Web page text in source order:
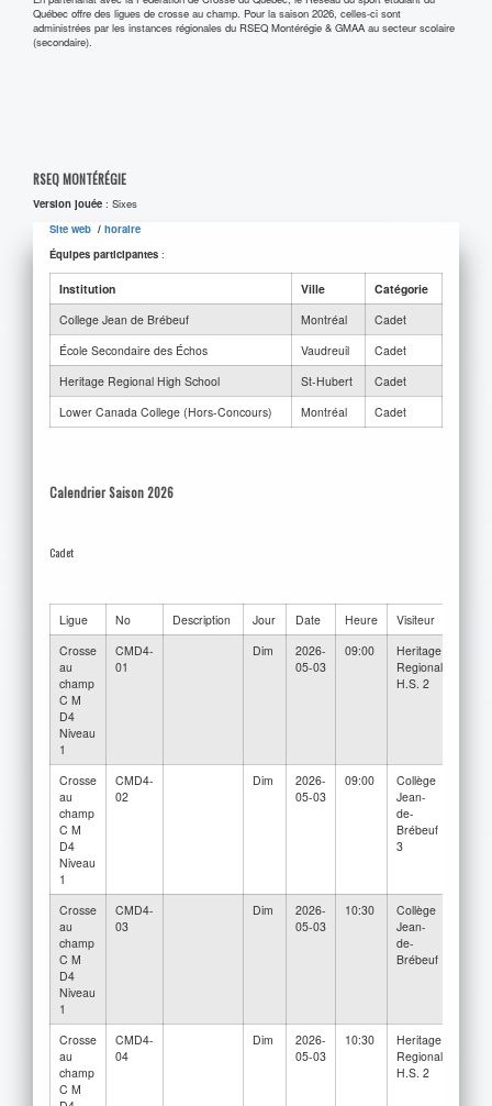
Québec offre des ligues de crosse au champ. Pour la saison 2026, celles-ci sont
administrées par les instances régionales du RSEQ Montérégie & GMAA au secteur scolaire
(secondaire).
RSEQ MONTÉRÉGIE
Version jouée : Sixes
Site web / horaire
Équipes participantes :
Institution Ville
Catégorie
College Jean de Brébeuf
Montréal
Cadet
École Secondaire des Échos
Vaudreuil
Cadet
Heritage Regional High School
St-Hubert
Cadet
Lower Canada College (Hors-Concours)
Montréal Cadet
Calendrier Saison 2026
Cadet
Ligue No Description Jour Date Heure Visiteur
Crosse
au
champ
C M
D4
Niveau
1
CMD4-
01
Dim
2026-
05-03
09:00
Heritage
Regional
H.S. 2
Crosse
au
champ
C M
D4
Niveau
1
CMD4-
02
Dim
2026-
05-03
09:00
Collège
Jean-
de-
Brébeuf
3
Crosse
au
champ
C M
D4
Niveau
1
CMD4-
03
Dim
2026-
05-03
10:30
Collège
Jean-
de-
Brébeuf
Crosse
au
champ
C M
CMD4-
04
Dim
2026-
05-03
10:30
Heritage
Regional
H.S. 2